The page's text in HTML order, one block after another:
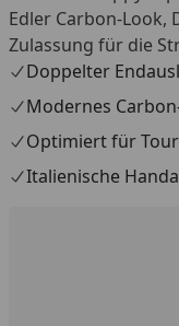
Edler Carbon-Look,
Zulassung für die
Doppelter
Modernes
Optimiert für
Italienische